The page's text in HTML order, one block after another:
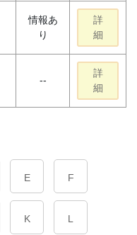
情報あ
り
詳
細
--
詳
細
E F
K L